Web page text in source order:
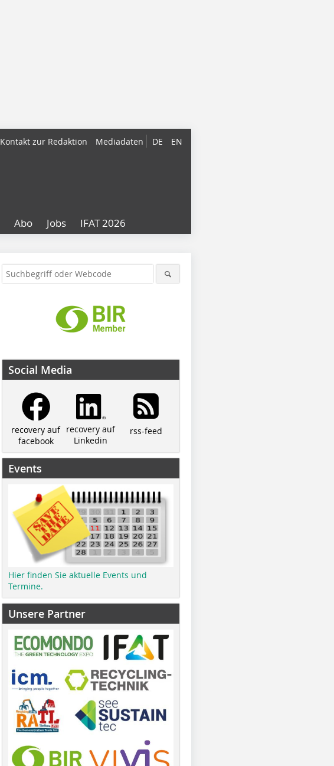
DE EN
Kontakt zur Redaktion Mediadaten
Abo Jobs IFAT 2026
Social Media
recovery auf
facebook
recovery auf
Linkedin
rss-feed
Events
Hier finden Sie aktuelle Events und
Termine.
Unsere Partner